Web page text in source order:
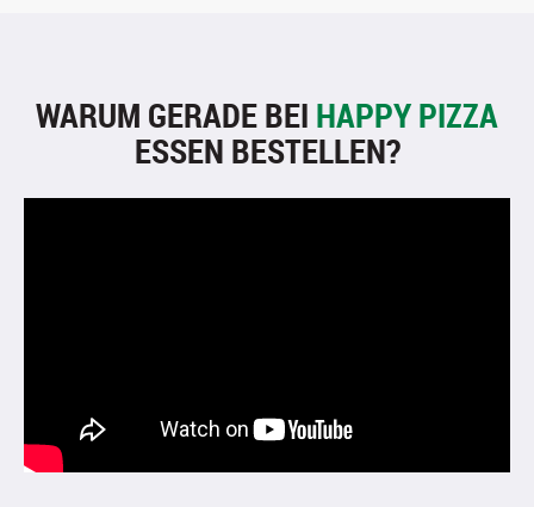
WARUM GERADE BEI HAPPY PIZZA
ESSEN BESTELLEN?